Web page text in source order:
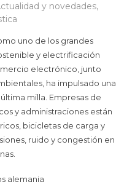
y novedades,
uno de los grandes
y electrificación
electrónico, junto
ha impulsado una
milla. Empresas de
y administraciones están
bicicletas de carga y
ruido y congestión en